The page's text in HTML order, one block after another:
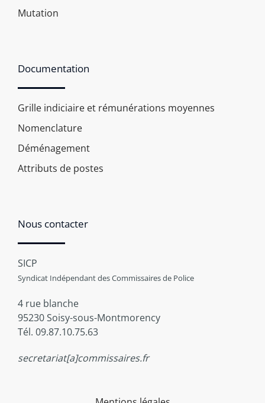
Mutation
Documentation
Grille indiciaire et rémunérations moyennes
Nomenclature
Déménagement
Attributs de postes
Nous contacter
SICP
Syndicat Indépendant des Commissaires de Police
4 rue blanche
95230 Soisy-sous-Montmorency
Tél. 09.87.10.75.63
secretariat[a]commissaires.fr